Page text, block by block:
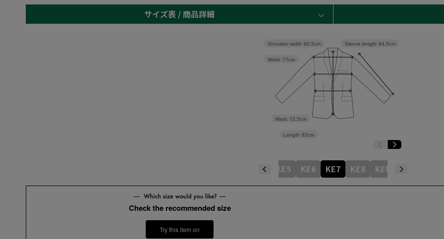
サイズ表 / 商品詳細
Sleeve length 64.5cm
Length 82cm
Waist 72.5cm
Width 77cm
Shoulder width 60.5cm
KB8 KE5 KE6 KE7 KE8 KEM4
Check the recommended size
Try this item on